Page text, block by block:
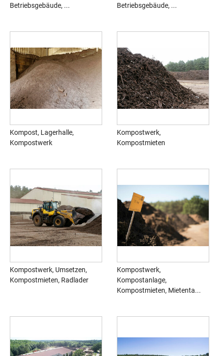
Betriebsgebäude, ...
Betriebsgebäude, ...
Kompost, Lagerhalle,
Kompostwerk
Kompostwerk,
Kompostmieten
Kompostwerk, Umsetzen,
Kompostmieten, Radlader
Kompostwerk,
Kompostanlage,
Kompostmieten, Mietenta...